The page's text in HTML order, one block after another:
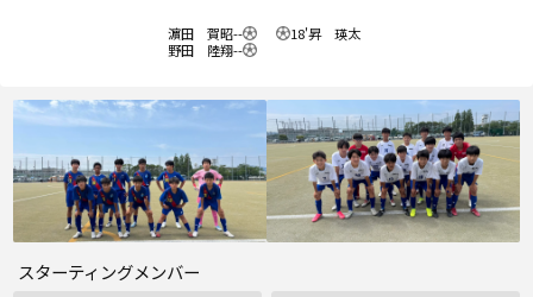
--
濵田 賀昭
--
野田 陸翔
18'昇 瑛太
スターティングメンバー